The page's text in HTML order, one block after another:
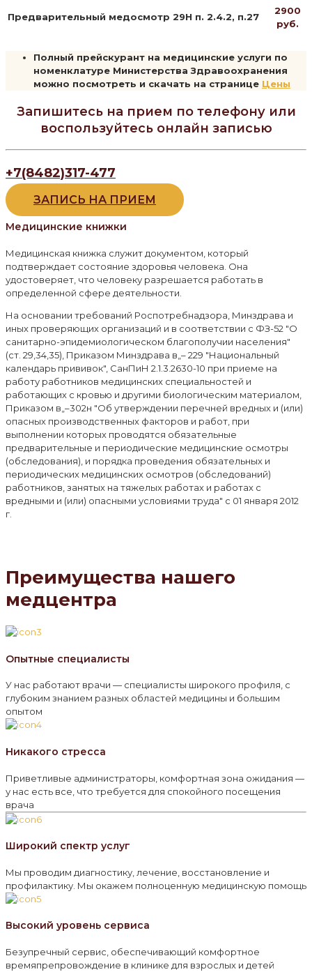
Предварительный медосмотр 29Н п. 2.4.2, п.27
2900
руб.
Полный прейскурант на медицинские услуги по
номенклатуре Министерства Здравоохранения
можно посмотреть и скачать на странице Цены
Запишитесь на прием по телефону или
воспользуйтесь онлайн записью
+7(8482)317-477
ЗАПИСЬ НА ПРИЕМ
Медицинские книжки
Медицинская книжка служит документом, который
подтверждает состояние здоровья человека. Она
удостоверяет, что человеку разрешается работать в
определенной сфере деятельности.
На основании требований Роспотребнадзора, Минздрава и
иных проверяющих организаций и в соответствии с ФЗ-52 "О
санитарно-эпидемиологическом благополучии населения"
(ст. 29,34,35), Приказом Минздрава в„– 229 "Национальный
календарь прививок", СанПиН 2.1.3.2630-10 при приеме на
работу работников медицинских специальностей и
работающих с кровью и другими биологическим материалом,
Приказом в„–302н "Об утверждении перечней вредных и (или)
опасных производственных факторов и работ, при
выполнении которых проводятся обязательные
предварительные и периодические медицинские осмотры
(обследования), и порядка проведения обязательных и
периодических медицинских осмотров (обследований)
работников, занятых на тяжелых работах и работах с
вредными и (или) опасными условиями труда" с 01 января 2012
г.
Преимущества нашего
медцентра
Опытные специалисты
У нас работают врачи — специалисты широкого профиля, с
глубоким знанием разных областей медицины и большим
опытом
Никакого стресса
Приветливые администраторы, комфортная зона ожидания —
у нас есть все, что требуется для спокойного посещения
врача
Широкий спектр услуг
Мы проводим диагностику, лечение, восстановление и
профилактику. Мы окажем полноценную медицинскую помощь
Высокий уровень сервиса
Безупречный сервис, обеспечивающий комфортное
времяпрепровождение в клинике для взрослых и детей